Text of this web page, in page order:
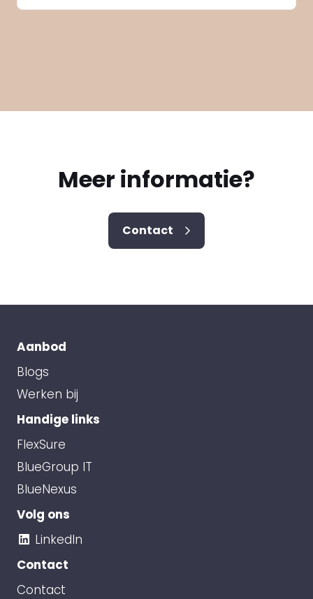
Meer informatie?
Contact
Aanbod
Blogs
Werken bij
Handige links
FlexSure
BlueGroup IT
BlueNexus
Volg ons
LinkedIn
Contact
Contact